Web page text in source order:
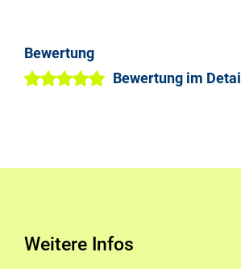
Bewertung
Bewertung im Detail
Weitere Infos